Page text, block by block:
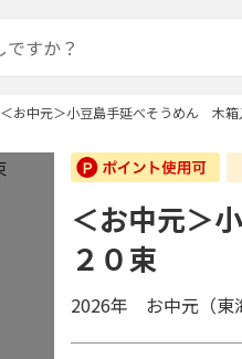
＜お中元＞小豆島手延べそうめん 木
＜お中元＞
２０束
2026年 お中元（東